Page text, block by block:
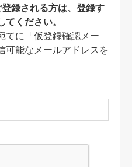
録される方は、登録す
ください。
てに「仮登録確認メー
可能なメールアドレスを